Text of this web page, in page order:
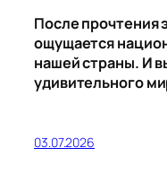
После прочтения
ощущается
нашей страны. И
удивительного
03.07.2026